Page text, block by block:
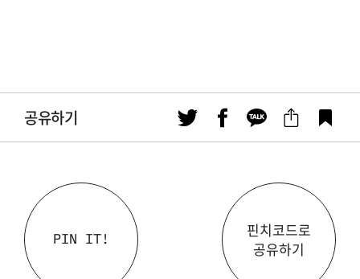
공유하기
PIN IT!
핀치코드로
공유하기